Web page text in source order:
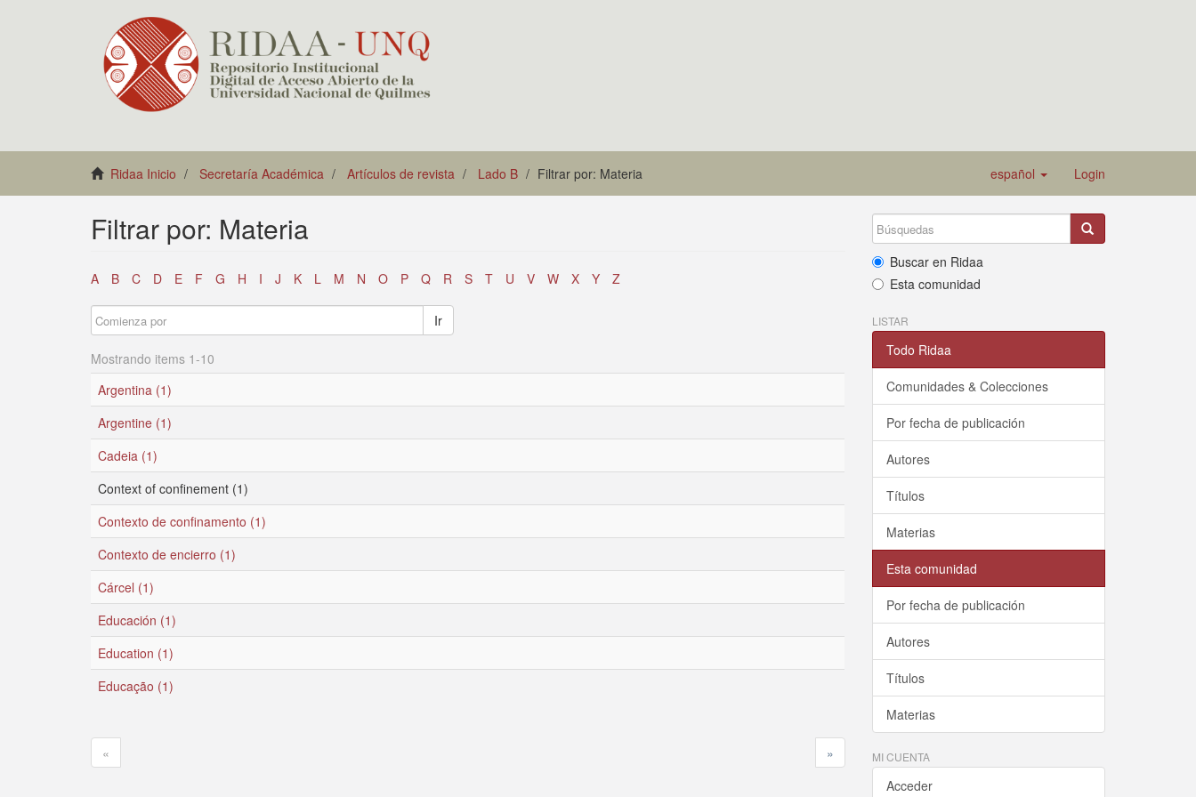
Ridaa Inicio Secretaría Académica Artículos de revista Lado B Filtrar por: Materia español Login
Filtrar por: Materia
A B C D E F G H I J K L M N O P Q R S T U V W X Y Z
Ir
Mostrando items 1-10
Argentina (1)
Argentine (1)
Cadeia (1)
Context of confinement (1)
Contexto de confinamento (1)
Contexto de encierro (1)
Cárcel (1)
Educación (1)
Education (1)
Educação (1)
« »
Buscar en Ridaa
Esta comunidad
LISTAR
Todo Ridaa
Comunidades & Colecciones
Por fecha de publicación
Autores
Títulos
Materias
Esta comunidad
Por fecha de publicación
Autores
Títulos
Materias
MI CUENTA
Acceder